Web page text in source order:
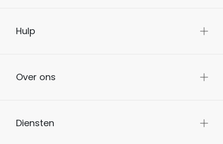
Hulp
Over ons
Diensten